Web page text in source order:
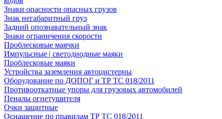
Знаки опасности опасных грузов
Знак негабаритный груз
Задний опознавательный знак
Знаки ограничения скорости
Проблесковые маячки
Импульсные | светодиодные маяки
Проблесковые маяки
Устройства заземления автоцистерны
Оборудование по ДОПОГ и ТР ТС 018/2011
Противооткатные упоры для грузовых автомобилей
Пеналы огнетушителя
Очки защитные
Оснащение по правилам ТР ТС 018/2011